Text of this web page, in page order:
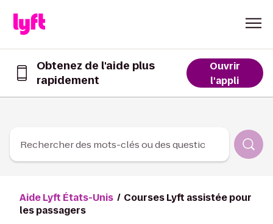
Obtenez de l'aide plus
rapidement
Obtenez
dans
Ouvrir
l'appli
Rechercher des mots-clés ou des questions
Aide Lyft États-Unis
Courses Lyft assistée pour
les passagers